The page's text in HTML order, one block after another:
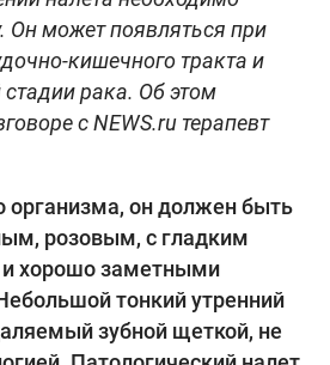
Он может появляться при
кишечного тракта и
рака. Об этом
с NEWS.ru терапевт
организма, он должен быть
розовым, с гладким
хорошо заметными
тонкий утренний
зубной щеткой, не